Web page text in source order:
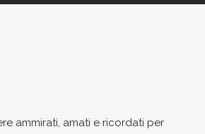
ammirati, amati e ricordati per